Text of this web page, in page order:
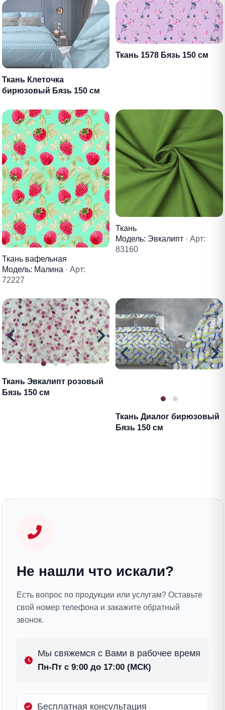
Ткань Клеточка
бирюзовый Бязь 150 см
Ткань 1578 Бязь 150 см
Ткань вафельная
Модель: Малина · Арт:
72227
Ткань
Модель: Эвкалипт · Арт:
83160
Ткань Эвкалипт розовый
Бязь 150 см
Ткань Диалог бирюзовый
Бязь 150 см
Не нашли что искали?
Есть вопрос по продукции или услугам? Оставьте
свой номер телефона и закажите обратный
звонок.
Мы свяжемся с Вами в рабочее время
Пн-Пт с 9:00 до 17:00 (МСК)
Бесплатная консультация